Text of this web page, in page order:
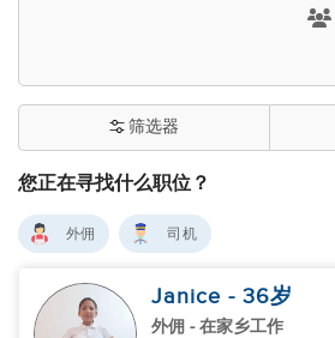
您正在寻找什么职位？
筛选器
外佣 司机
Janice - 36岁
外佣 - 在家乡工作